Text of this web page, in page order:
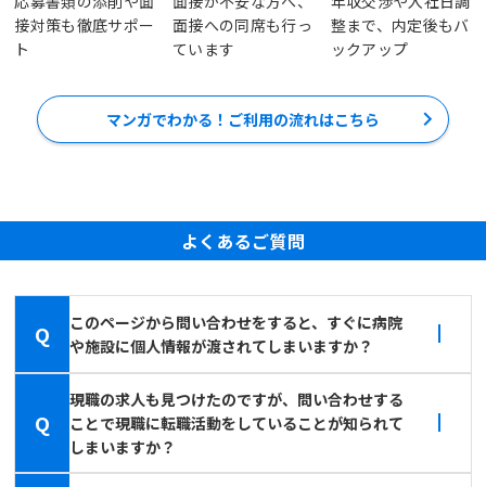
接対策も徹底サポー
ト
面接への同席も行っ
ています
整まで、内定後もバ
ックアップ
マンガでわかる！ご利用の流れはこちら
よくあるご質問
Q
このページから問い合わせをすると、すぐに病院
や施設に個人情報が渡されてしまいますか？
Q
現職の求人も見つけたのですが、問い合わせする
ことで現職に転職活動をしていることが知られて
しまいますか？